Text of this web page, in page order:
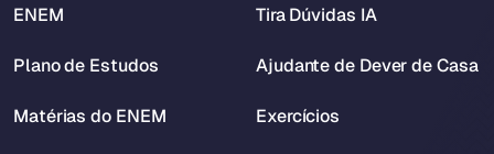
ENEM
Plano de Estudos
Matérias do ENEM
Tira Dúvidas IA
Ajudante de Dever de Casa
Exercícios